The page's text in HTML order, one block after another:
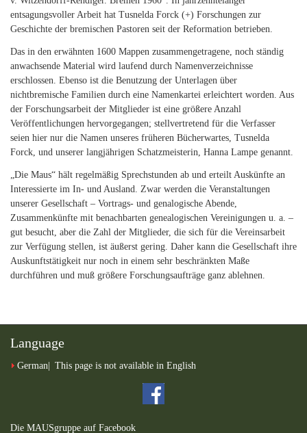
entsagungsvoller Arbeit hat Tusnelda Forck (+) Forschungen zur
Geschichte der bremischen Pastoren seit der Reformation betrieben.
Das in den erwähnten 1600 Mappen zusammengetragene, noch ständig
anwachsende Material wird laufend durch Namenverzeichnisse
erschlossen. Ebenso ist die Benutzung der Unterlagen über
nichtbremische Familien durch eine Namenkartei erleichtert worden. Aus
der Forschungsarbeit der Mitglieder ist eine größere Anzahl
Veröffentlichungen hervorgegangen; stellvertretend für die Verfasser
seien hier nur die Namen unseres früheren Bücherwartes, Tusnelda
Forck, und unserer langjährigen Schatzmeisterin, Hanna Lampe genannt.
„Die Maus“ hält regelmäßig Sprechstunden ab und erteilt Auskünfte an
Interessierte im In- und Ausland. Zwar werden die Veranstaltungen
unserer Gesellschaft – Vortrags- und genalogische Abende,
Zusammenkünfte mit benachbarten genealogischen Vereinigungen u. a. –
gut besucht, aber die Zahl der Mitglieder, die sich für die Vereinsarbeit
zur Verfügung stellen, ist äußerst gering. Daher kann die Gesellschaft ihre
Auskunftstätigkeit nur noch in einem sehr beschränkten Maße
durchführen und muß größere Forschungsaufträge ganz ablehnen.
Language
German This page is not available in English
Die MAUSgruppe auf Facebook